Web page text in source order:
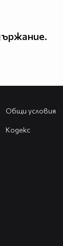
Общи условия
Кодекс